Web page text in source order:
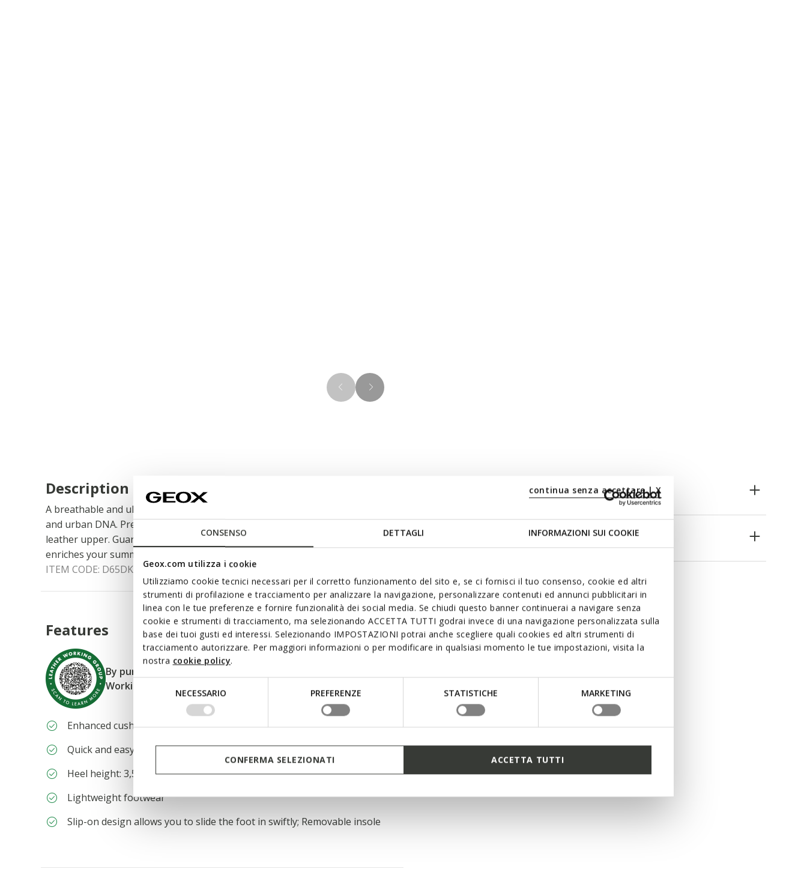
CONSENSO DETTAGLI INFORMAZIONI SUI COOKIE
Geox.com utilizza i cookie
Utilizziamo cookie tecnici necessari per il corretto funzionamento del sito e, se ci fornisci il tuo consenso, cookie ed altri
strumenti di profilazione e tracciamento per analizzare la navigazione, personalizzare contenuti ed annunci pubblicitari in
linea con le tue preferenze e fornire funzionalità dei social media. Se chiudi questo banner continuerai a navigare senza
cookie e strumenti di tracciamento, ma selezionando ACCETTA TUTTI godrai invece di una navigazione personalizzata sulla
base dei tuoi gusti ed interessi. Selezionando IMPOSTAZIONI potrai anche scegliere quali cookies ed altri strumenti di
tracciamento autorizzare. Per maggiori informazioni o per modificare in qualsiasi momento le tue impostazioni, visita la
nostra cookie policy.
NECESSARIO PREFERENZE STATISTICHE MARKETING
continua senza accettare | X
CONFERMA SELEZIONATI ACCETTA TUTTI
Description
A breathable and ultra-cushioned women's moccasin with an authentic style
and urban DNA. Presented here in a classic beige version, it has a soft smooth
leather upper. Guaranteeing a light and comfortable walk, Spherica™ EC1 B
enriches your summer outfits with a preppy touch.
ITEM CODE: D65DKB00043C9997
Features
By purchasing this product, you are supporting Leather
Working Group certified tanneries
Enhanced cushioning effect based on the Zero Shock System
Quick and easy to put on
Heel height: 3,5 cm / 1,4"
Lightweight footwear
Slip-on design allows you to slide the foot in swiftly; Removable insole
Technologies